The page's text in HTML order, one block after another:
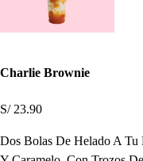
Charlie Brownie
S/ 23.90
Dos Bolas De Helado A Tu